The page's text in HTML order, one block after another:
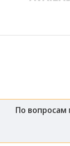
По вопросам